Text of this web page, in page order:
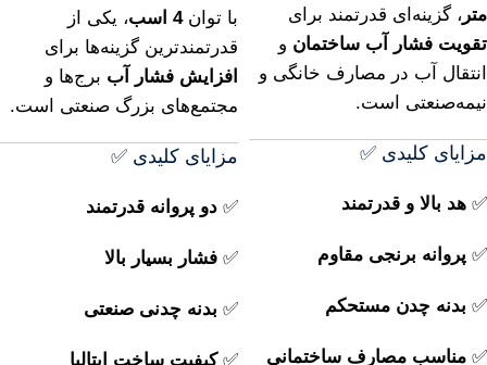
متر ، گزینه‌ای قدرتمند برای
تقویت فشار آب ساختمان و
انتقال آب در مصارف خانگی و
نیمه‌صنعتی است.
مزایای کلیدی ✅
✅ هد بالا و قدرتمند
✅ پروانه برنجی مقاوم
✅ بدنه چدن مستحکم
✅ مناسب مصارف ساختمانی
با توان4 اسب
، یکی از
قدرتمندترین گزینه‌ها برای
افزایش فشار آب برج‌ها و
مجتمع‌های بزرگ صنعتی است.
مزایای کلیدی ✅
✅ دو پروانه قدرتمند
✅ فشار بسیار بالا
✅ بدنه چدنی صنعتی
✅کیفیت ساخت ایتالیا